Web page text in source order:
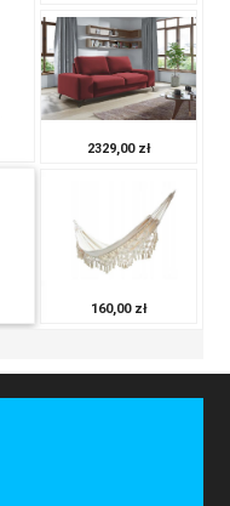
2329,00 zł
160,00 zł